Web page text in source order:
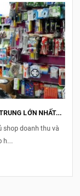
LỚN NHẤT...
shop doanh thu và
h...